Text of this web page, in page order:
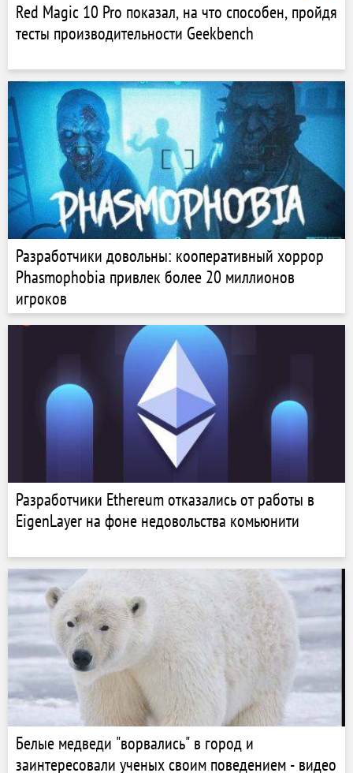
Red Magic 10 Pro показал, на что способен, пройдя
тесты производительности Geekbench
Разработчики довольны: кооперативный хоррор
Phasmophobia привлек более 20 миллионов
игроков
Разработчики Ethereum отказались от работы в
EigenLayer на фоне недовольства комьюнити
Белые медведи "ворвались" в город и
заинтересовали ученых своим поведением - видео